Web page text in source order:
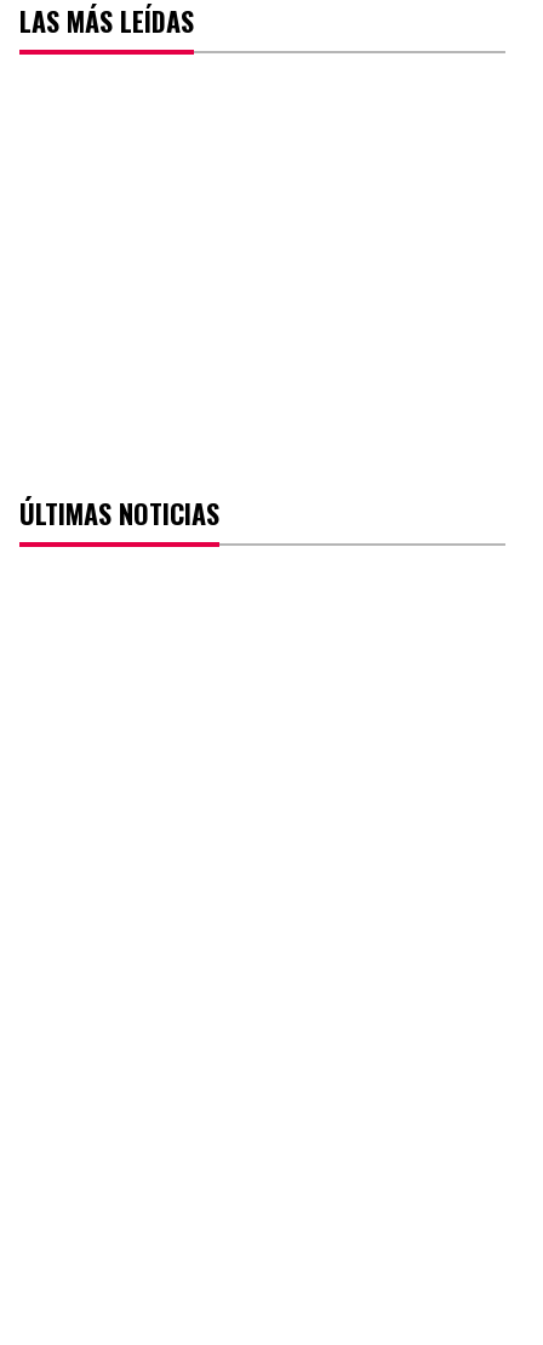
LAS MÁS LEÍDAS
ÚLTIMAS NOTICIAS